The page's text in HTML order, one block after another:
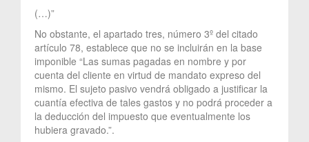
(…)”
No obstante, el apartado tres, número 3º del citado
artículo 78, establece que no se incluirán en la base
imponible “Las sumas pagadas en nombre y por
cuenta del cliente en virtud de mandato expreso del
mismo. El sujeto pasivo vendrá obligado a justificar la
cuantía efectiva de tales gastos y no podrá proceder a
la deducción del impuesto que eventualmente los
hubiera gravado.”.